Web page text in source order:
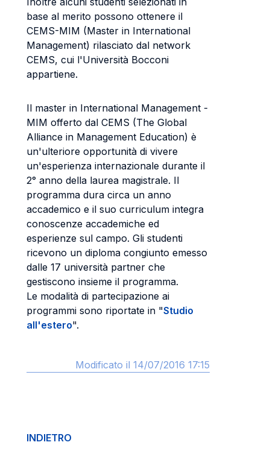
base al merito possono ottenere il
CEMS-MIM (Master in International
Management) rilasciato dal network
CEMS, cui l'Università Bocconi
appartiene.
Il master in International Management -
MIM offerto dal CEMS (The Global
Alliance in Management Education) è
un'ulteriore opportunità di vivere
un'esperienza internazionale durante il
2° anno della laurea magistrale. Il
programma dura circa un anno
accademico e il suo curriculum integra
conoscenze accademiche ed
esperienze sul campo. Gli studenti
ricevono un diploma congiunto emesso
dalle 17 università partner che
gestiscono insieme il programma.
Le modalità di partecipazione ai
programmi sono riportate in "Studio
all'estero".
Modificato il 14/07/2016 17:15
INDIETRO